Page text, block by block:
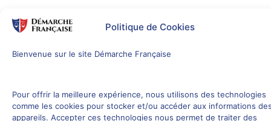
Politique de Cookies
Bienvenue sur le site Démarche Française
Pour offrir la meilleure expérience, nous utilisons des technologies
comme les cookies pour stocker et/ou accéder aux informations
appareils. Accepter ces technologies nous permet de traiter des